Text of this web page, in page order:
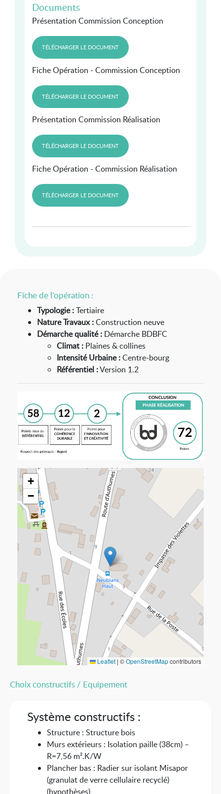
Documents
Présentation Commission Conception
TÉLÉCHARGER LE DOCUMENT
Fiche Opération - Commission Conception
TÉLÉCHARGER LE DOCUMENT
Présentation Commission Réalisation
TÉLÉCHARGER LE DOCUMENT
Fiche Opération - Commission Réalisation
TÉLÉCHARGER LE DOCUMENT
Fiche de l'opération :
Typologie :Tertiaire
Nature Travaux :Construction neuve
Démarche qualité : Démarche BDBFC
Climat : Plaines & collines
Intensité Urbaine :Centre-bourg
Référentiel :Version 1.2
+
−
Leaflet | ©OpenStreetMapcontributors
Choix constructifs / Equipement
Système constructifs :
Structure : Structure bois
Murs extérieurs : Isolation paille (38cm) –
R=7,56 m².K/W
Plancher bas : Radier sur isolant Misapor
(granulat de verre cellulaire recyclé)
(hypothèses)